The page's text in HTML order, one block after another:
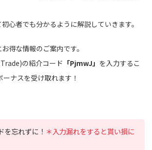
心者でも分かるように解説していきます。
得な情報のご案内です。
の紹介コード 「PjmwJ 」 を入力するこ
ナスを受け取れます！
を忘れずに！ ＊入力漏れをすると貰い損に